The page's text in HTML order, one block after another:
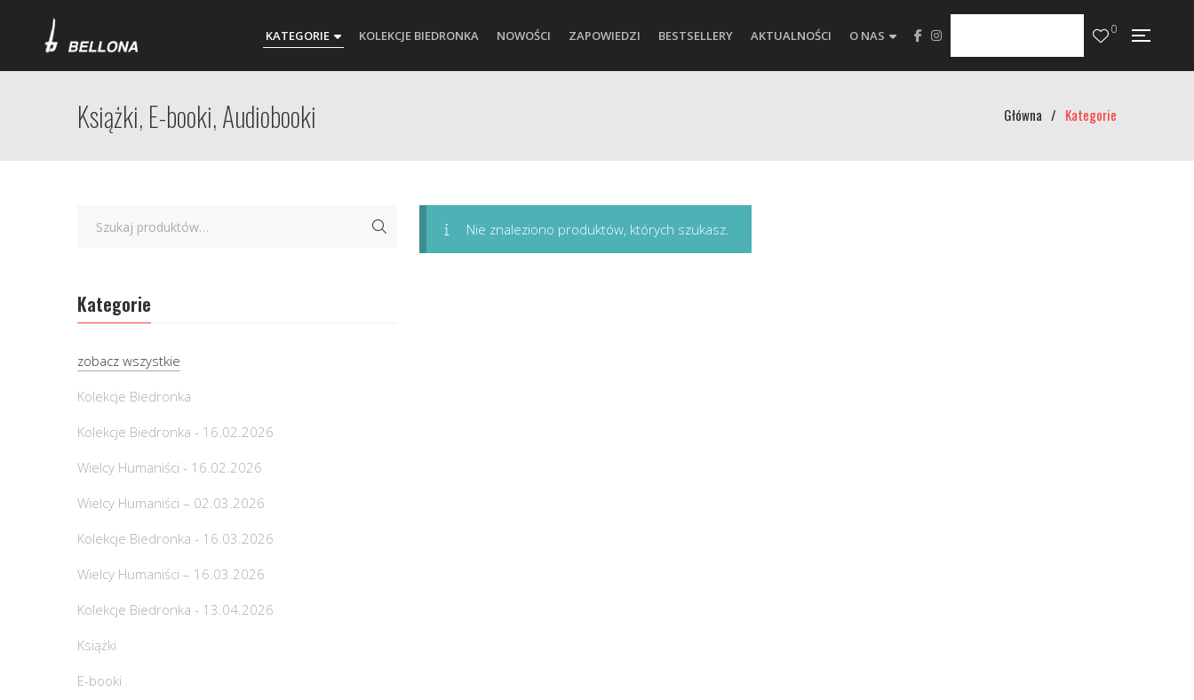
KATEGORIE KOLEKCJE BIEDRONKA NOWOŚCI ZAPOWIEDZI BESTSELLERY AKTUALNOŚCI O NAS 0
Książki, E-booki, Audiobooki Główna / Kategorie
Nie znaleziono produktów, których szukasz.
Kategorie
zobacz wszystkie
Kolekcje Biedronka
Kolekcje Biedronka - 16.02.2026
Wielcy Humaniści - 16.02.2026
Wielcy Humaniści – 02.03.2026
Kolekcje Biedronka - 16.03.2026
Wielcy Humaniści – 16.03.2026
Kolekcje Biedronka - 13.04.2026
Książki
E-booki